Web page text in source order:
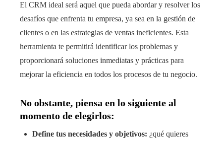
El CRM ideal será aquel que pueda abordar y resolver los
desafíos que enfrenta tu empresa, ya sea en la gestión de
clientes o en las estrategias de ventas ineficientes. Esta
herramienta te permitirá identificar los problemas y
proporcionará soluciones inmediatas y prácticas para
mejorar la eficiencia en todos los procesos de tu negocio.
No obstante, piensa en lo siguiente al
momento de elegirlos:
Define tus necesidades y objetivos: ¿qué quieres